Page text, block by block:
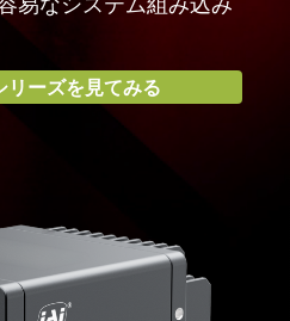
易なシステム組み込み
リーズを見てみる
デルをご覧ください
ションで色が重要な場合に
control
ンカメラは、印刷物やウェブ